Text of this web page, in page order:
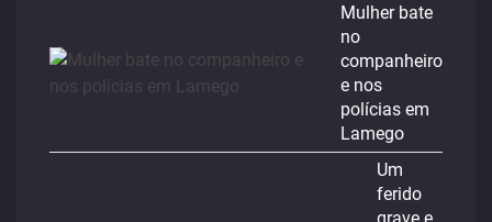
Mulher bate
no
companheiro
e nos
polícias em
Lamego
Um
ferido